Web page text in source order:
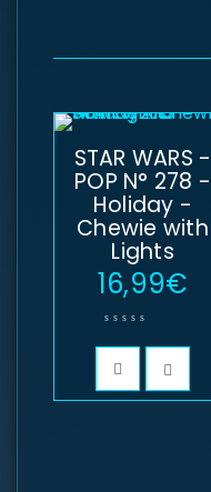
STAR WARS -
POP N° 278 -
Holiday -
Chewie with
Lights
16,99€